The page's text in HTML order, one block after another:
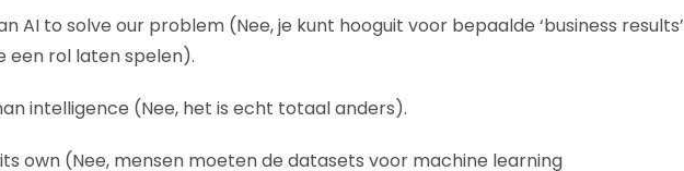
AI to solve our problem (Nee, je kunt hooguit voor bepaalde ‘business results’
een rol laten spelen).
intelligence (Nee, het is echt totaal anders).
own (Nee, mensen moeten de datasets voor machine learning